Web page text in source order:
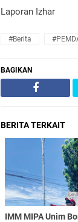
Laporan Izhar
#Berita
BAGIKAN
BERITA TERKAIT
IMM MIPA Unim